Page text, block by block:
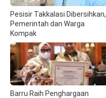
Pesisir Takkalasi Dibersihkan,
Pemerintah dan Warga
Kompak
Barru Raih Penghargaan